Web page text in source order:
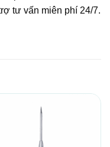
tư vấn miên phí 24/7.